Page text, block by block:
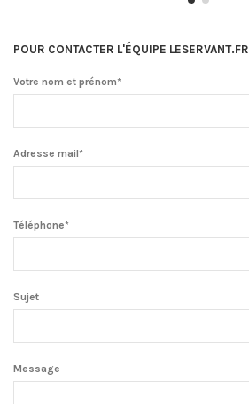
POUR CONTACTER L'ÉQUIPE LESERVANT.FR
Votre nom et prénom*
Adresse mail*
Téléphone*
Sujet
Message